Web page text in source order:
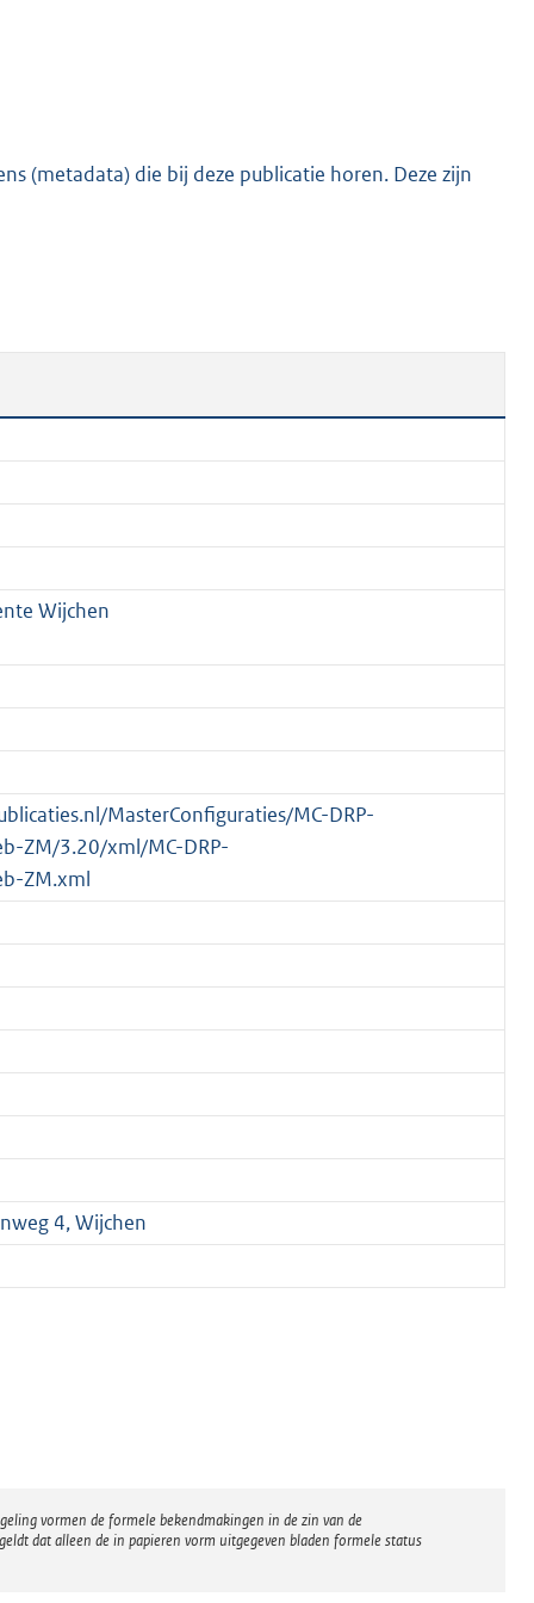
K
(metadata) die bij deze publicatie horen. Deze zijn
Wijchen
MasterConfiguraties/MC-DRP-
ZM/3.20/xml/MC-DRP-
ZM.xml
4, Wijchen
vormen de formele bekendmakingen in de zin van de
dat alleen de in papieren vorm uitgegeven bladen formele status